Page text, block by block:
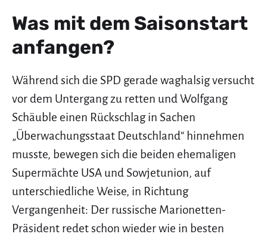
Was mit dem Saisonstart
anfangen?
Während sich die SPD gerade waghalsig versucht
vor dem Untergang zu retten und Wolfgang
Schäuble einen Rückschlag in Sachen
„Überwachungsstaat Deutschland“ hinnehmen
musste, bewegen sich die beiden ehemaligen
Supermächte USA und Sowjetunion, auf
unterschiedliche Weise, in Richtung
Vergangenheit: Der russische Marionetten-
Präsident redet schon wieder wie in besten